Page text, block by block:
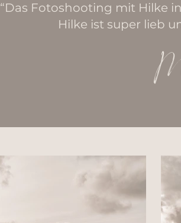
“Das Fotoshooting mit Hilke
Hilke ist super lieb